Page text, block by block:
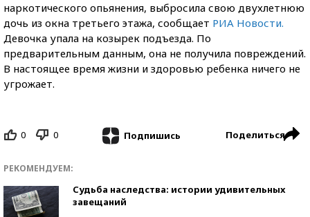
наркотического опьянения, выбросила свою двухлетнюю
дочь из окна третьего этажа, сообщает РИА Новости.
Девочка упала на козырек подъезда. По
предварительным данным, она не получила повреждений.
В настоящее время жизни и здоровью ребенка ничего не
угрожает.
0 0 Подпишись Поделиться
РЕКОМЕНДУЕМ:
Судьба наследства: истории удивительных
завещаний